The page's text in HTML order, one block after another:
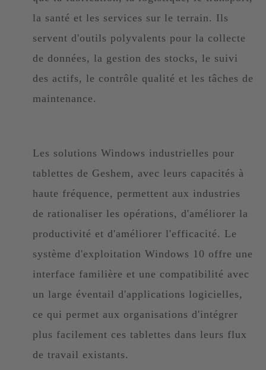
la santé et les services sur le terrain. Ils
servent d'outils polyvalents pour la collecte
de données, la gestion des stocks, le suivi
des actifs, le contrôle qualité et les tâches de
maintenance.
Les solutions Windows industrielles pour
tablettes de Geshem, avec leurs capacités à
haute fréquence, permettent aux industries
de rationaliser les opérations, d'améliorer la
productivité et d'améliorer l'efficacité. Le
système d'exploitation Windows 10 offre une
interface familière et une compatibilité avec
un large éventail d'applications logicielles,
ce qui permet aux organisations d'intégrer
plus facilement ces tablettes dans leurs flux
de travail existants.